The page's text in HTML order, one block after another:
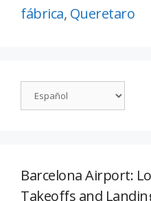
fábrica, Queretaro
Barcelona Airport:
Takeoffs and